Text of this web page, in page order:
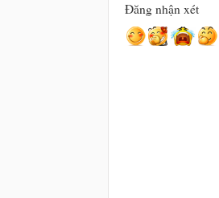
Đăng nhận xét